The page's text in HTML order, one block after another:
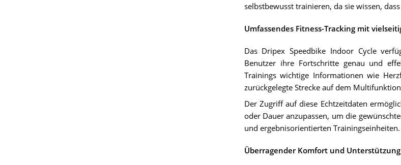
selbstbewusst trainieren, da sie wissen,
Umfassendes Fitness-Tracking mit
Das Dripex Speedbike Indoor Cycle
Benutzer ihre Fortschritte genau und
Trainings wichtige Informationen wie
zurückgelegte Strecke auf dem
Der Zugriff auf diese Echtzeitdaten
oder Dauer anzupassen, um die
und ergebnisorientierten Trainingseinheiten.
Überragender Komfort und